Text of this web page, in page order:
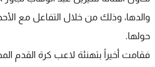
والدها، وذلك من خلال التفاعل مع
حولها.
فقامت أخيراً بتهنئة لاعب كرة القدم
شاهد البرامج
الترددات
عن MTV
وظائف